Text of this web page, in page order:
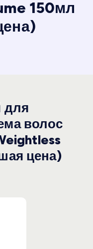
150мл
для
волос
цена)